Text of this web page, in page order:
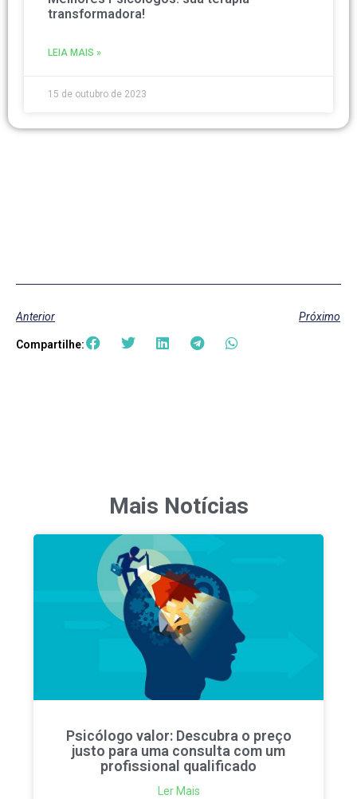
transformadora!
LEIA MAIS »
15 de outubro de 2023
Anterior Próximo
Compartilhe:
Mais Notícias
Psicólogo valor: Descubra o preço
justo para uma consulta com um
profissional qualificado
Ler Mais